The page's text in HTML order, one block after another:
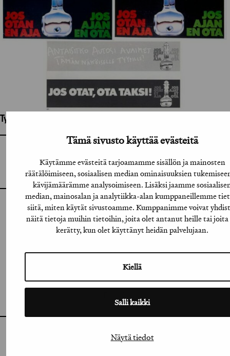
Tämä sivusto käyttää evästeitä
Käytämme evästeitä tarjoamamme sisällön ja mainosten
räätälöimiseen, sosiaalisen median ominaisuuksien
kävijämäärämme analysoimiseen. Lisäksi jaamme
median, mainosalan ja analytiikka-alan kumppaneillemme
siitä, miten käytät sivustoamme. Kumppanimme voivat
näitä tietoja muihin tietoihin, joita olet antanut heille tai joita
kerätty, kun olet käyttänyt heidän palvelujaan.
Kiellä
Salli kaikki
Näytä tiedot
Työhön osallistuneet henkilöt / tahot:
GRAFIA(AT)GRAFIA.FI
UUDENMAANKATU 11 B 9,
00120 HELSINKI
INSTAGRAM
LINKEDIN
FACEBOOK